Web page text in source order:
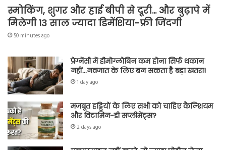
स्मोकिंग, शुगर और हाई बीपी से दूरी… और बुढ़ापे में
मिलेगी 13 साल ज्यादा डिमेंशिया-फ्री जिंदगी
50 minutes ago
प्रेग्नेंसी में हीमोग्लोबिन कम होना सिर्फ थकान
नहीं…नवजात के लिए बन सकता है बड़ा खतरा!
1 day ago
मजबूत हड्डियों के लिए सभी को चाहिए कैल्शियम
और विटामिन-डी सप्लीमेंट्स?
2 days ago